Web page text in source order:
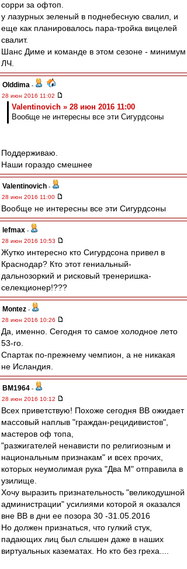
сорри за офтоп.
у лазурных зеленый в поднебесную свалил, и
еще как планировалось пара-тройка вицелей
свалит.
Шанс Диме и команде в этом сезоне - минимум
ЛЧ.
Olddima -
28 июн 2016 11:02
Valentinovich » 28 июн 2016 11:00
Вообще не интересны все эти Сигурдсоны
Поддерживаю.
Наши гораздо смешнее
Valentinovich -
28 июн 2016 11:00
Вообще не интересны все эти Сигурдсоны
lefmax -
28 июн 2016 10:53
Жутко интересно кто Сигурдсона привел в
Краснодар? Кто этот гениальный-
дальнозоркий и рисковый тренеришка-
селекционер!???
Montez -
28 июн 2016 10:26
Да, именно. Сегодня то самое холодное лето
53-го.
Спартак по-прежнему чемпион, а не никакая
не Исландия.
BM1964 -
28 июн 2016 10:12
Всех приветствую! Похоже сегодня ВВ ожидает
массовый наплыв "граждан-рецидивистов",
мастеров оф топа,
"разжигателей ненависти по религиозным и
национальным признакам" и всех прочих,
которых неумолимая рука "Два М" отправила в
узилище.
Хочу выразить признательность "великодушной
администрации" усилиями которой я оказался
вне ВВ в дни ее позора 30 -31.05.2016
Но должен признаться, что гулкий стук,
падающих лиц был слышен даже в наших
виртуальных казематах. Но кто без греха....